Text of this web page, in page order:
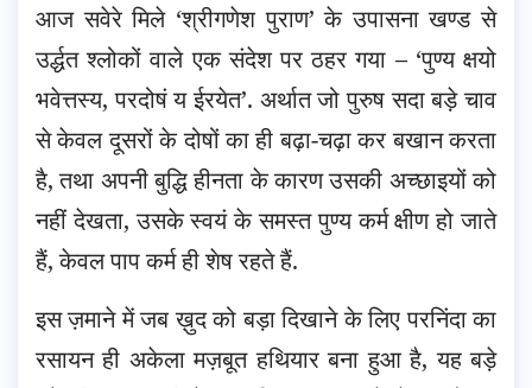
आज सवेरे मिले ‘श्रीगणेश पुराण’ के उपासना खण्ड से
उर्द्धत श्लोकों वाले एक संदेश पर ठहर गया – ‘पुण्य क्षयो
भवेत्तस्य, परदोषं य ईरयेत’. अर्थात जो पुरुष सदा बड़े चाव
से केवल दूसरों के दोषों का ही बढ़ा-चढ़ा कर बखान करता
है, तथा अपनी बुद्धि हीनता के कारण उसकी अच्छाइयों को
नहीं देखता, उसके स्वयं के समस्त पुण्य कर्म क्षीण हो जाते
हैं, केवल पाप कर्म ही शेष रहते हैं.
इस ज़माने में जब ख़ुद को बड़ा दिखाने के लिए परनिंदा का
रसायन ही अकेला मज़बूत हथियार बना हुआ है, यह बड़े